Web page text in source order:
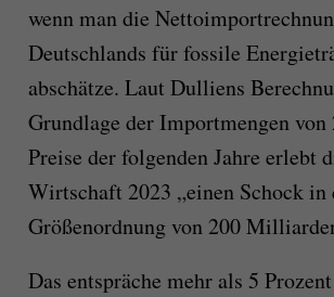
wenn man die
Deutschlands für fossile
abschätze. Laut Dulliens
Grundlage der Importmengen von
Preise der folgenden Jahre erlebt
Wirtschaft 2023 „einen Schock in
Größenordnung von 200
Das entspräche mehr als 5